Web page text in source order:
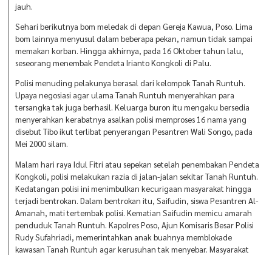
jauh.
Sehari berikutnya bom meledak di depan Gereja Kawua, Poso. Lima
bom lainnya menyusul dalam beberapa pekan, namun tidak sampai
memakan korban. Hingga akhirnya, pada 16 Oktober tahun lalu,
seseorang menembak Pendeta Irianto Kongkoli di Palu.
Polisi menuding pelakunya berasal dari kelompok Tanah Runtuh.
Upaya negosiasi agar ulama Tanah Runtuh menyerahkan para
tersangka tak juga berhasil. Keluarga buron itu mengaku bersedia
menyerahkan kerabatnya asalkan polisi memproses 16 nama yang
disebut Tibo ikut terlibat penyerangan Pesantren Wali Songo, pada
Mei 2000 silam.
Malam hari raya Idul Fitri atau sepekan setelah penembakan Pendeta
Kongkoli, polisi melakukan razia di jalan-jalan sekitar Tanah Runtuh.
Kedatangan polisi ini menimbulkan kecurigaan masyarakat hingga
terjadi bentrokan. Dalam bentrokan itu, Saifudin, siswa Pesantren Al-
Amanah, mati tertembak polisi. Kematian Saifudin memicu amarah
penduduk Tanah Runtuh. Kapolres Poso, Ajun Komisaris Besar Polisi
Rudy Sufahriadi, memerintahkan anak buahnya memblokade
kawasan Tanah Runtuh agar kerusuhan tak menyebar. Masyarakat